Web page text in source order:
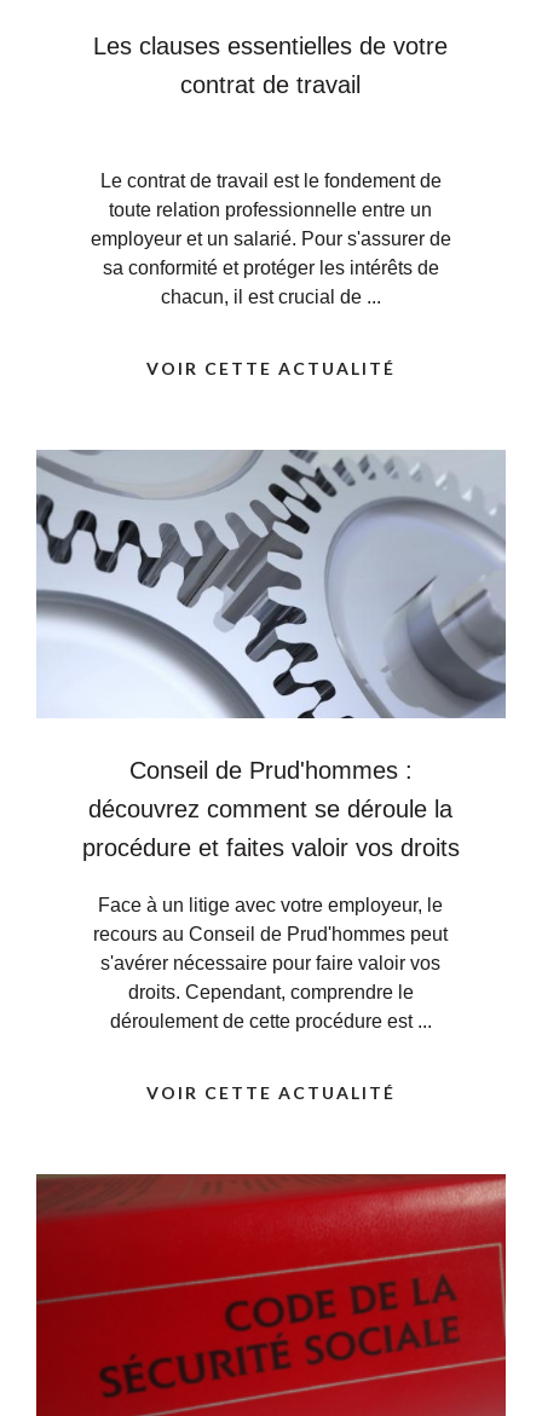
Les clauses essentielles de votre
contrat de travail
Le contrat de travail est le fondement de
toute relation professionnelle entre un
employeur et un salarié. Pour s'assurer de
sa conformité et protéger les intérêts de
chacun, il est crucial de ...
VOIR CETTE ACTUALITÉ
Conseil de Prud'hommes :
découvrez comment se déroule la
procédure et faites valoir vos droits
Face à un litige avec votre employeur, le
recours au Conseil de Prud'hommes peut
s'avérer nécessaire pour faire valoir vos
droits. Cependant, comprendre le
déroulement de cette procédure est ...
VOIR CETTE ACTUALITÉ